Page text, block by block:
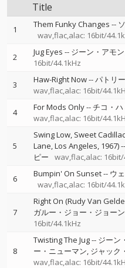
Title
1 Them Funky Changes --
wav,flac,alac: 16bit/
2 Jug Eyes -- ジーン・アモ
16bit/44.1kHz
3 Haw-Right Now--パトリ
wav,flac,alac: 16bit/
4 For Mods Only--チコ・
wav,flac,alac: 16bit/
5
Swing Low, Sweet
Lane, Los Angeles, 1967)--
ピー
wav,flac,alac: 16bit/
6 Bumpin' On Sunset-- ウ
wav,flac,alac: 16bit/
7
Right On (Rudy Van
ガルー・ジョー・ジョー
16bit/44.1kHz
8
Twisting The Jug-- ジーン
ー・ニューマン ジャック
wav,flac,alac: 16bit/